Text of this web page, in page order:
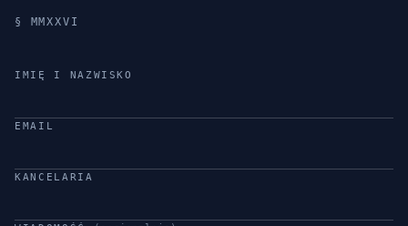
§ MMXXVI
IMIĘ I NAZWISKO
EMAIL
KANCELARIA